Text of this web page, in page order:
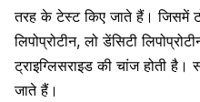
तरह के टेस्ट किए जाते हैं। जिसमें
लिपोप्रोटीन, लो डेंसिटी
ट्राइग्लिसराइड की चांज होती
जाते हैं।